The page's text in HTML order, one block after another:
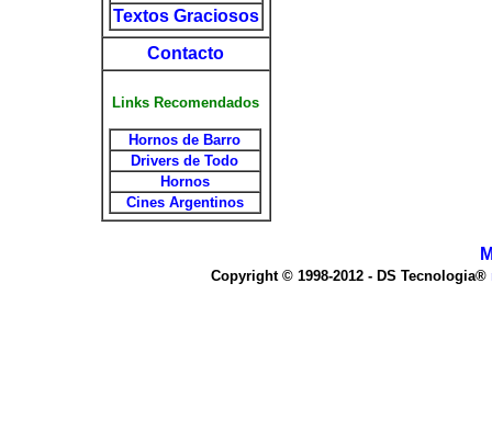
Textos Graciosos
Contacto
Links Recomendados
Hornos de Barro
Drivers de Todo
Hornos
Cines Argentinos
Copyright © 1998-2012 - DS Tecnologia®